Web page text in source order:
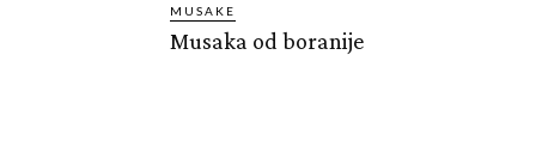
MUSAKE
Musaka od boranije